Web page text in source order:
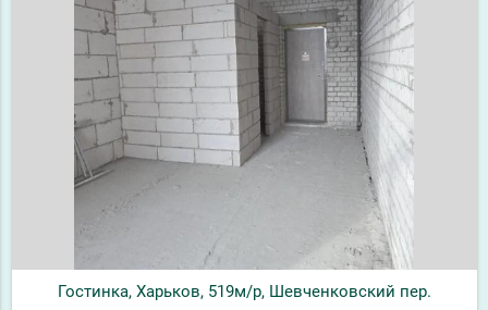
Гостинка, Харьков, 519м/р, Шевченковский пер.